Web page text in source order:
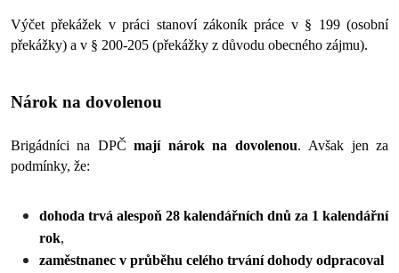
Výčet překážek v práci stanoví zákoník práce v § 199 (osobní
překážky) a v § 200-205 (překážky z důvodu obecného zájmu).
Nárok na dovolenou
Brigádníci na DPČ mají nárok na dovolenou. Avšak jen za
podmínky, že:
dohoda trvá alespoň 28 kalendářních dnů za 1 kalendářní
rok,
zaměstnanec v průběhu celého trvání dohody odpracoval